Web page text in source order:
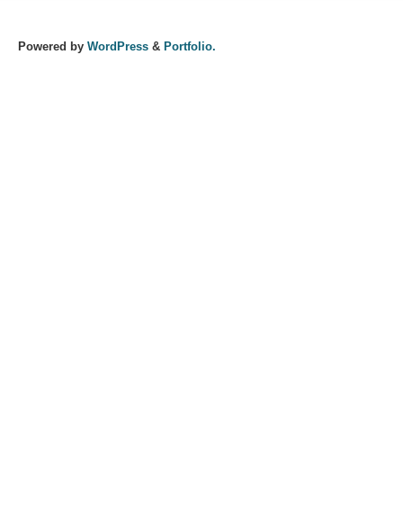
Powered by WordPress & Portfolio.